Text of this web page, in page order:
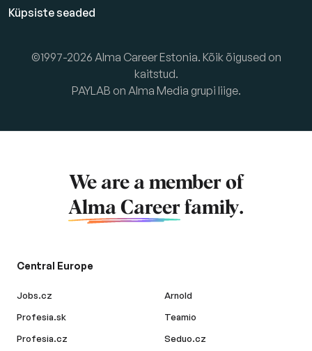
Küpsiste seaded
©1997-2026 Alma Career Estonia. Kõik õigused on
kaitstud.
PAYLAB on Alma Media grupi liige.
We are a member of
Alma Career family.
Central Europe
Jobs.cz
Profesia.sk
Profesia.cz
Arnold
Teamio
Seduo.cz